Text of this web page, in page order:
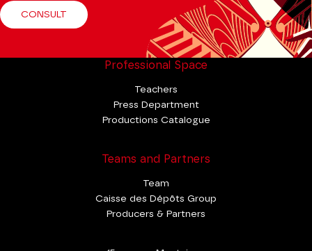
CONSULT
Professional Space
Teachers
Press Department
Productions Catalogue
Teams and Partners
Team
Caisse des Dépôts Group
Producers & Partners